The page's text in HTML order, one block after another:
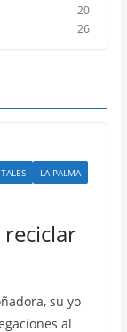
20
26
LA PALMA
su yo
al